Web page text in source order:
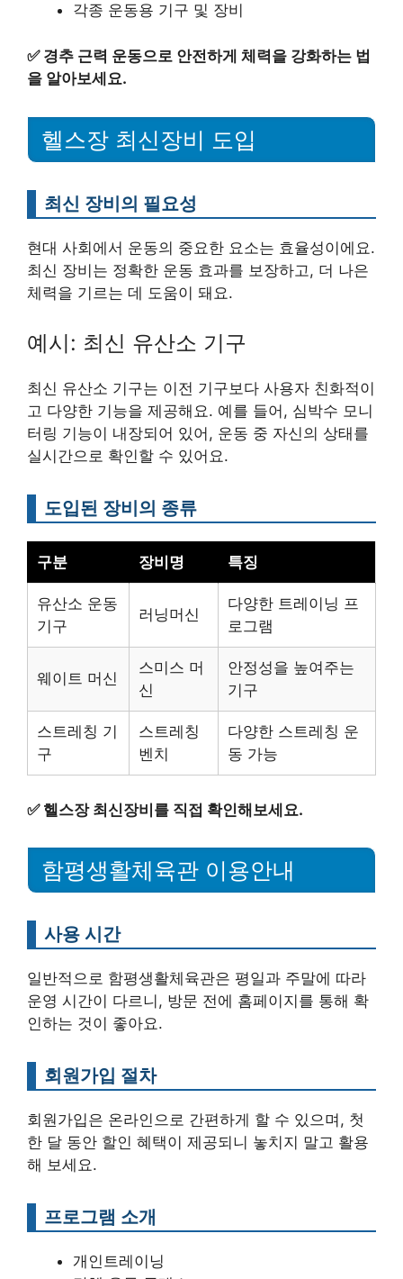
각종 운동용 기구 및 장비
✅ 경추 근력 운동으로 안전하게 체력을 강화하는 법
을 알아보세요.
헬스장 최신장비 도입
최신 장비의 필요성
현대 사회에서 운동의 중요한 요소는 효율성이에요.
최신 장비는 정확한 운동 효과를 보장하고, 더 나은
체력을 기르는 데 도움이 돼요.
예시: 최신 유산소 기구
최신 유산소 기구는 이전 기구보다 사용자 친화적이
고 다양한 기능을 제공해요. 예를 들어, 심박수 모니
터링 기능이 내장되어 있어, 운동 중 자신의 상태를
실시간으로 확인할 수 있어요.
도입된 장비의 종류
구분 장비명 특징
유산소 운동
기구
러닝머신
다양한 트레이닝 프
로그램
웨이트 머신
스미스 머
신
안정성을 높여주는
기구
스트레칭 기
구
스트레칭
벤치
다양한 스트레칭 운
동 가능
✅ 헬스장 최신장비를 직접 확인해보세요.
함평생활체육관 이용안내
사용 시간
일반적으로 함평생활체육관은 평일과 주말에 따라
운영 시간이 다르니, 방문 전에 홈페이지를 통해 확
인하는 것이 좋아요.
회원가입 절차
회원가입은 온라인으로 간편하게 할 수 있으며, 첫
한 달 동안 할인 혜택이 제공되니 놓치지 말고 활용
해 보세요.
프로그램 소개
개인트레이닝